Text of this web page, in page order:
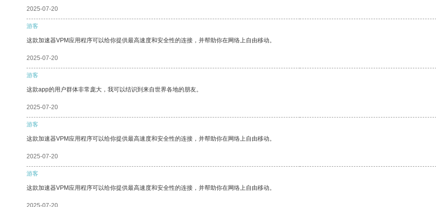
2025-07-20
游客
这款加速器VPM应用程序可以给你提供最高速度和安全性的连接，并帮助你在网络上自由移动。
2025-07-20
游客
这款app的用户群体非常庞大，我可以结识到来自世界各地的朋友。
2025-07-20
游客
这款加速器VPM应用程序可以给你提供最高速度和安全性的连接，并帮助你在网络上自由移动。
2025-07-20
游客
这款加速器VPM应用程序可以给你提供最高速度和安全性的连接，并帮助你在网络上自由移动。
2025-07-20